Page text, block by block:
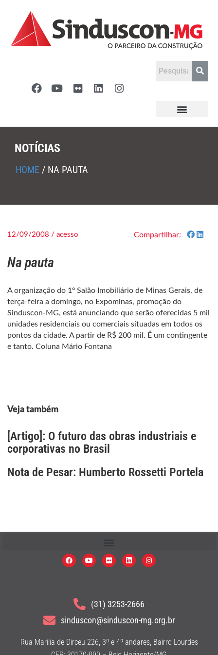
NOTÍCIAS
HOME / NA PAUTA
12/09/2008 / acesso Compartilhar:
Na pauta
A organização do 1º Salão Imobiliário de Minas Gerais, de
terça-feira a domingo, no Expominas, promoção do
Sinduscon-MG, está anunciando que serão oferecidas 5 mil
unidades residenciais ou comerciais situadas em todos os
pontos da cidade. A partir de R$ 200 mil. É um contingente
e tanto. Coluna Mário Fontana
Veja também
[Artigo]: O futuro das obras industriais e
corporativas no Brasil
Nota de Pesar: Humberto Rossetti Portela
(31) 3253-2666
sinduscon@sinduscon-mg.org.br
Rua Marilia de Dirceu 226, 3º e 4º andares, Bairro Lourdes